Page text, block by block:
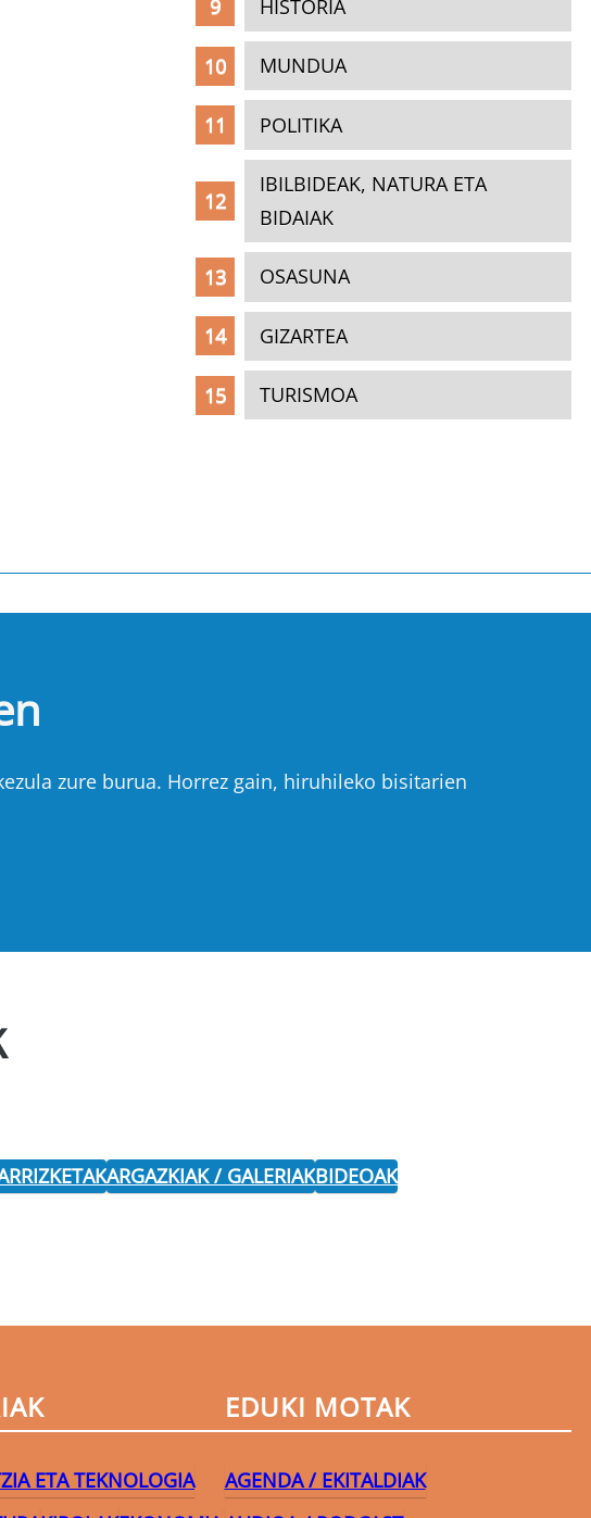
HISTORIA
MUNDUA
POLITIKA
IBILBIDEAK, NATURA ETA
BIDAIAK
OSASUNA
GIZARTEA
TURISMOA
zure burua. Horrez gain, hiruhileko bisitarien
ARGAZKIAK / GALERIAKBIDEOAK
ETA TEKNOLOGIA
EDUKI MOTAK
AGENDA / EKITALDIAK